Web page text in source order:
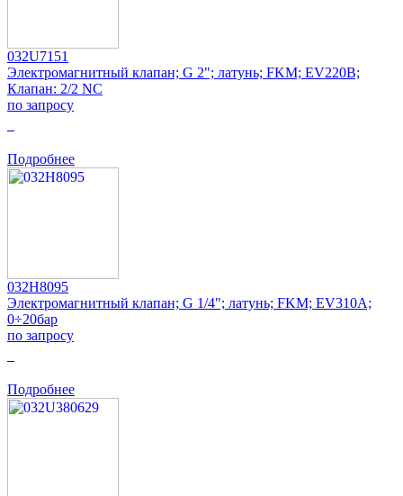
032U7151
Электромагнитный клапан; G 2"; латунь; FKM; EV220B;
Клапан: 2/2 NC
по запросу
Подробнее
032H8095
Электромагнитный клапан; G 1/4"; латунь; FKM; EV310A;
0÷20бар
по запросу
Подробнее